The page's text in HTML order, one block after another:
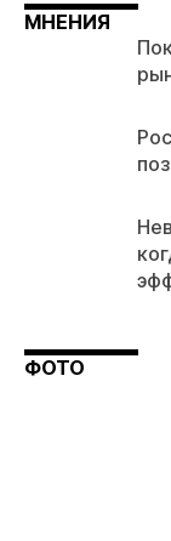
МНЕНИЯ
ФОТО